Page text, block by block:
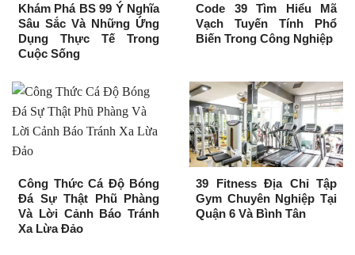
Khám Phá BS 99 Ý Nghĩa
Sâu Sắc Và Những Ứng
Dụng Thực Tế Trong
Cuộc Sống
Code 39 Tìm Hiểu Mã
Vạch Tuyến Tính Phổ
Biến Trong Công Nghiệp
Công Thức Cá Độ Bóng
Đá Sự Thật Phũ Phàng
Và Lời Cảnh Báo Tránh
Xa Lừa Đảo
39 Fitness Địa Chỉ Tập
Gym Chuyên Nghiệp Tại
Quận 6 Và Bình Tân